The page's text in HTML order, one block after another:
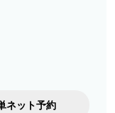
ネット予約